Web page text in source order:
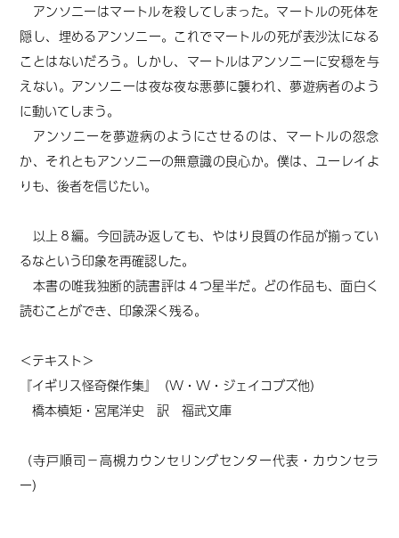
アンソニーはマートルを殺してしまった。マートルの死体を
隠し、埋めるアンソニー。これでマートルの死が表沙汰になる
ことはないだろう。しかし、マートルはアンソニーに安穏を与
えない。アンソニーは夜な夜な悪夢に襲われ、夢遊病者のよう
に動いてしまう。
アンソニーを夢遊病のようにさせるのは、マートルの怨念
か、それともアンソニーの無意識の良心か。僕は、ユーレイよ
りも、後者を信じたい。
以上８編。今回読み返しても、やはり良質の作品が揃ってい
るなという印象を再確認した。
本書の唯我独断的読書評は４つ星半だ。どの作品も、面白く
読むことができ、印象深く残る。
＜テキスト＞
『イギリス怪奇傑作集』（W・W・ジェイコブズ他）
橋本槙矩・宮尾洋史 訳 福武文庫
（寺戸順司－高槻カウンセリングセンター代表・カウンセラ
ー）